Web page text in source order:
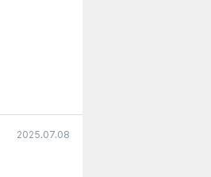
2025.07.08